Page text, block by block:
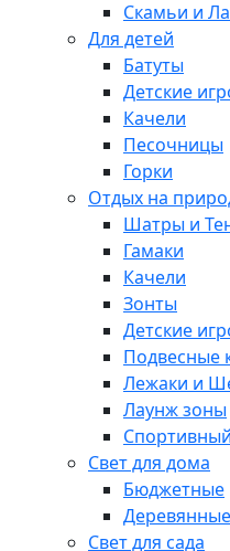
Скамьи и
Для детей
Батуты
Детские
Качели
Песочницы
Горки
Отдых на
Шатры и
Гамаки
Качели
Зонты
Детские
Подвесные
Лежаки и
Лаунж зоны
Свет для дома
Бюджетные
Деревянные
Свет для сада